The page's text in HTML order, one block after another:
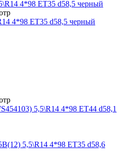
4*98 ET35 d58,5 черный
5,5\R14 4*98 ET44 d58,1